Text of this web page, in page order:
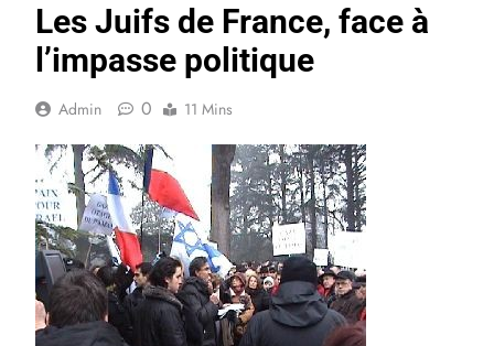
Les Juifs de France, face à
l’impasse politique
Admin 0 11 Mins